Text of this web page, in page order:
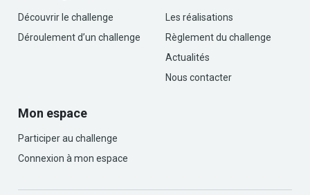
Découvrir le challenge
Déroulement d’un challenge
Les réalisations
Règlement du challenge
Actualités
Nous contacter
Mon espace
Participer au challenge
Connexion à mon espace